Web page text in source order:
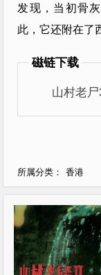
所属分类： 香港
发现，当初骨
此，它还附在了
磁链下载
山村老